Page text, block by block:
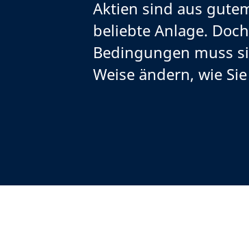
Aktien sind aus
beliebte Anlage.
Bedingungen muss
Weise ändern, wie